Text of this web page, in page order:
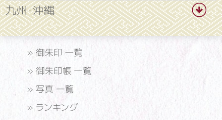
九州・沖縄
» 御朱印 一覧
» 御朱印帳 一覧
» 写真 一覧
» ランキング